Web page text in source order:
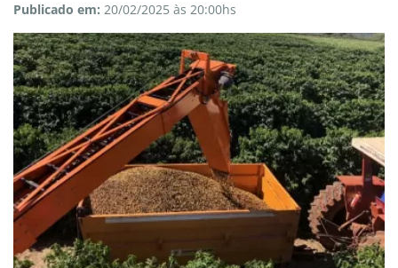
Publicado em: 20/02/2025 às 20:00hs